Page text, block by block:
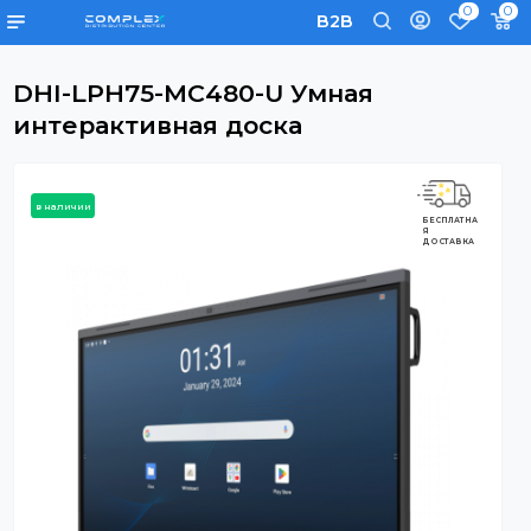
B2B
0
DHI-LPH75-MC480-U Умная
интерактивная доска
БЕСПЛАТНА